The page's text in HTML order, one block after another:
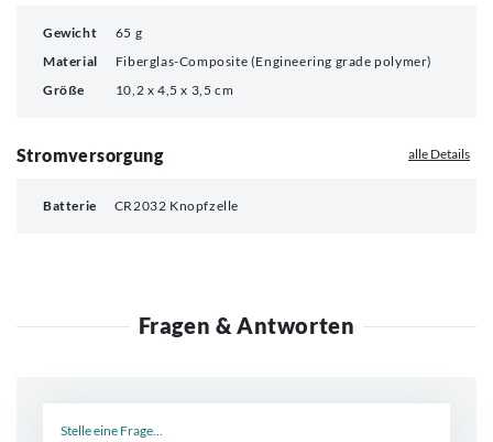
Gewicht
65 g
Material
Fiberglas-Composite (Engineering grade polymer)
Größe
10,2 x 4,5 x 3,5 cm
Stromversorgung alle Details
Batterie CR2032 Knopfzelle
Fragen & Antworten